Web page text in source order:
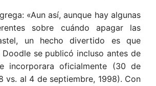
«Aun así, aunque hay algunas
sobre cuándo apagar las
un hecho divertido es que
se publicó incluso antes de
incorporara oficialmente (30 de
vs. al 4 de septiembre, 1998). Con